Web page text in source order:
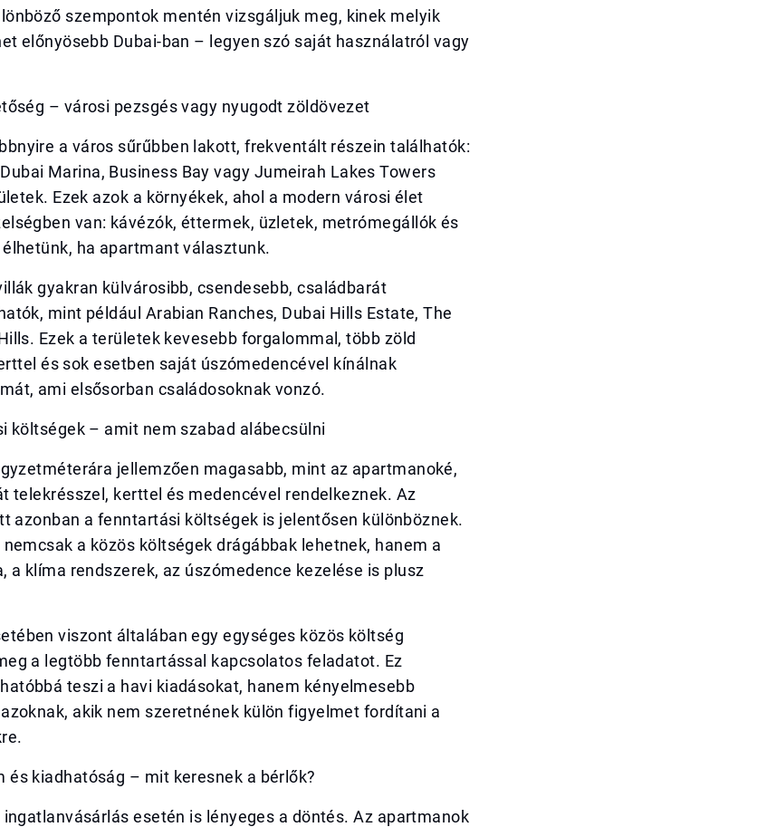
szempontok mentén vizsgáljuk meg, kinek melyik
előnyösebb Dubai-ban – legyen szó saját használatról vagy
– városi pezsgés vagy nyugodt zöldövezet
a város sűrűbben lakott, frekventált részein találhatók:
Marina, Business Bay vagy Jumeirah Lakes Towers
Ezek azok a környékek, ahol a modern városi élet
van: kávézók, éttermek, üzletek, metrómegállók és
ha apartmant választunk.
gyakran külvárosibb, csendesebb, családbarát
mint például Arabian Ranches, Dubai Hills Estate, The
Ezek a területek kevesebb forgalommal, több zöld
és sok esetben saját úszómedencével kínálnak
ami elsősorban családosoknak vonzó.
költségek – amit nem szabad alábecsülni
jellemzően magasabb, mint az apartmanoké,
telekrésszel, kerttel és medencével rendelkeznek. Az
azonban a fenntartási költségek is jelentősen különböznek.
a közös költségek drágábbak lehetnek, hanem a
a klíma rendszerek, az úszómedence kezelése is plusz
viszont általában egy egységes közös költség
a legtöbb fenntartással kapcsolatos feladatot. Ez
teszi a havi kiadásokat, hanem kényelmesebb
akik nem szeretnének külön figyelmet fordítani a
és kiadhatóság – mit keresnek a bérlők?
esetén is lényeges a döntés. Az apartmanok